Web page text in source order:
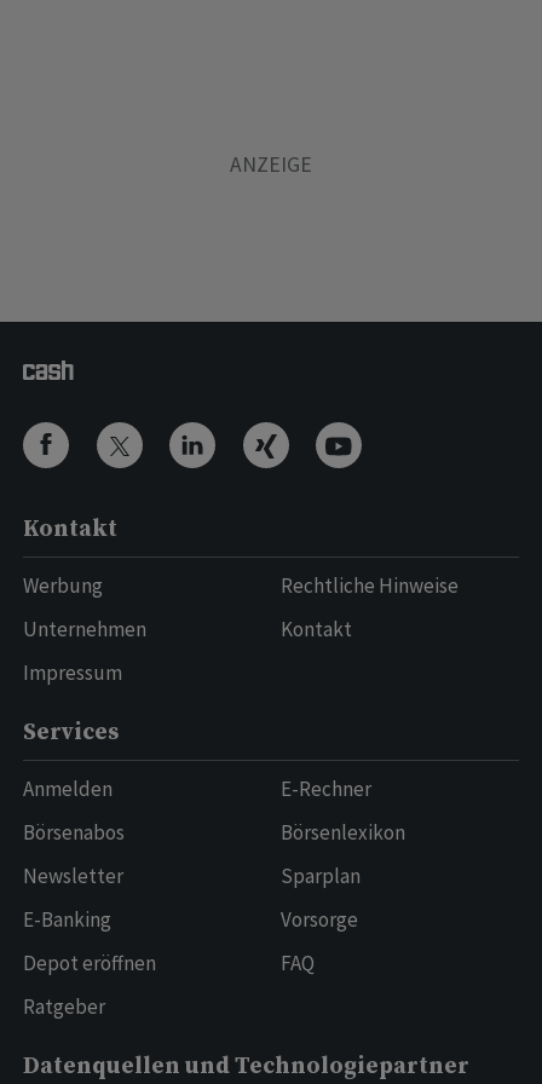
Kontakt
Werbung
Unternehmen
Impressum
Rechtliche Hinweise
Kontakt
Services
Anmelden
Börsenabos
Newsletter
E-Banking
Depot eröffnen
Ratgeber
E-Rechner
Börsenlexikon
Sparplan
Vorsorge
FAQ
Datenquellen und Technologiepartner